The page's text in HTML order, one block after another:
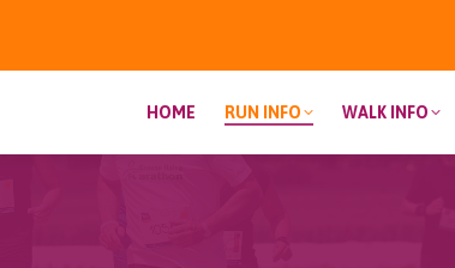
HOME RUN INFO WALK INFO